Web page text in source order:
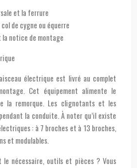
et la ferrure
de cygne ou équerre
la notice de montage
électrique est livré au complet
Cet équipement alimente le
la remorque. Les clignotants et les
la conduite. À noter qu’il existe
: à 7 broches et à 13 broches,
et modulables.
le nécessaire, outils et pièces ? Vous